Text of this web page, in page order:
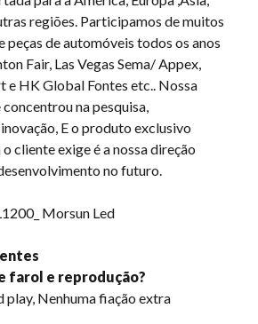
regiões. Participamos de muitos
peças de automóveis todos os anos
Fair, Las Vegas Sema/ Appex,
e HK Global Fontes etc.. Nossa
na pesquisa,
E o produto exclusivo
cliente exige é a nossa direção
no futuro.
farol e reprodução?
play, Nenhuma fiação extra